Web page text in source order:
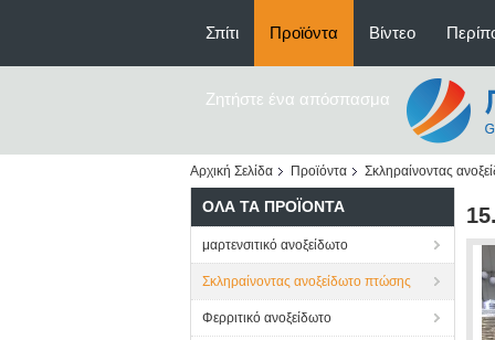
Σπίτι Προϊόντα Βίντεο
Ζητήστε ένα απόσπασμα
Αρχική Σελίδα Προϊόντα Σκληραίνοντας
ΌΛΑ ΤΑ ΠΡΟΪΌΝΤΑ
μαρτενσιτικό ανοξείδωτο
Σκληραίνοντας ανοξείδωτο πτώσης
Φερριτικό ανοξείδωτο